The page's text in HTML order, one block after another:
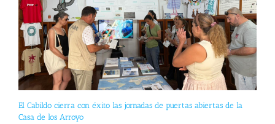
El Cabildo cierra con éxito las jornadas de puertas abiertas de la
Casa de los Arroyo